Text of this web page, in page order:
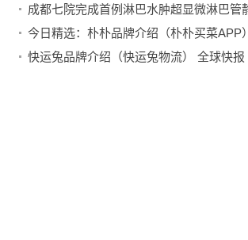
今日精选：朴朴品牌介绍（朴朴买菜APP）
快运兔品牌介绍（快运兔物流） 全球快报